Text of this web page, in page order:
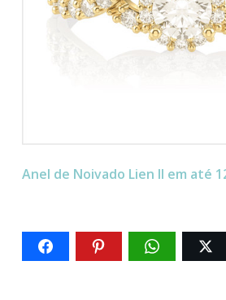
Anel de Noivado Lien II em até